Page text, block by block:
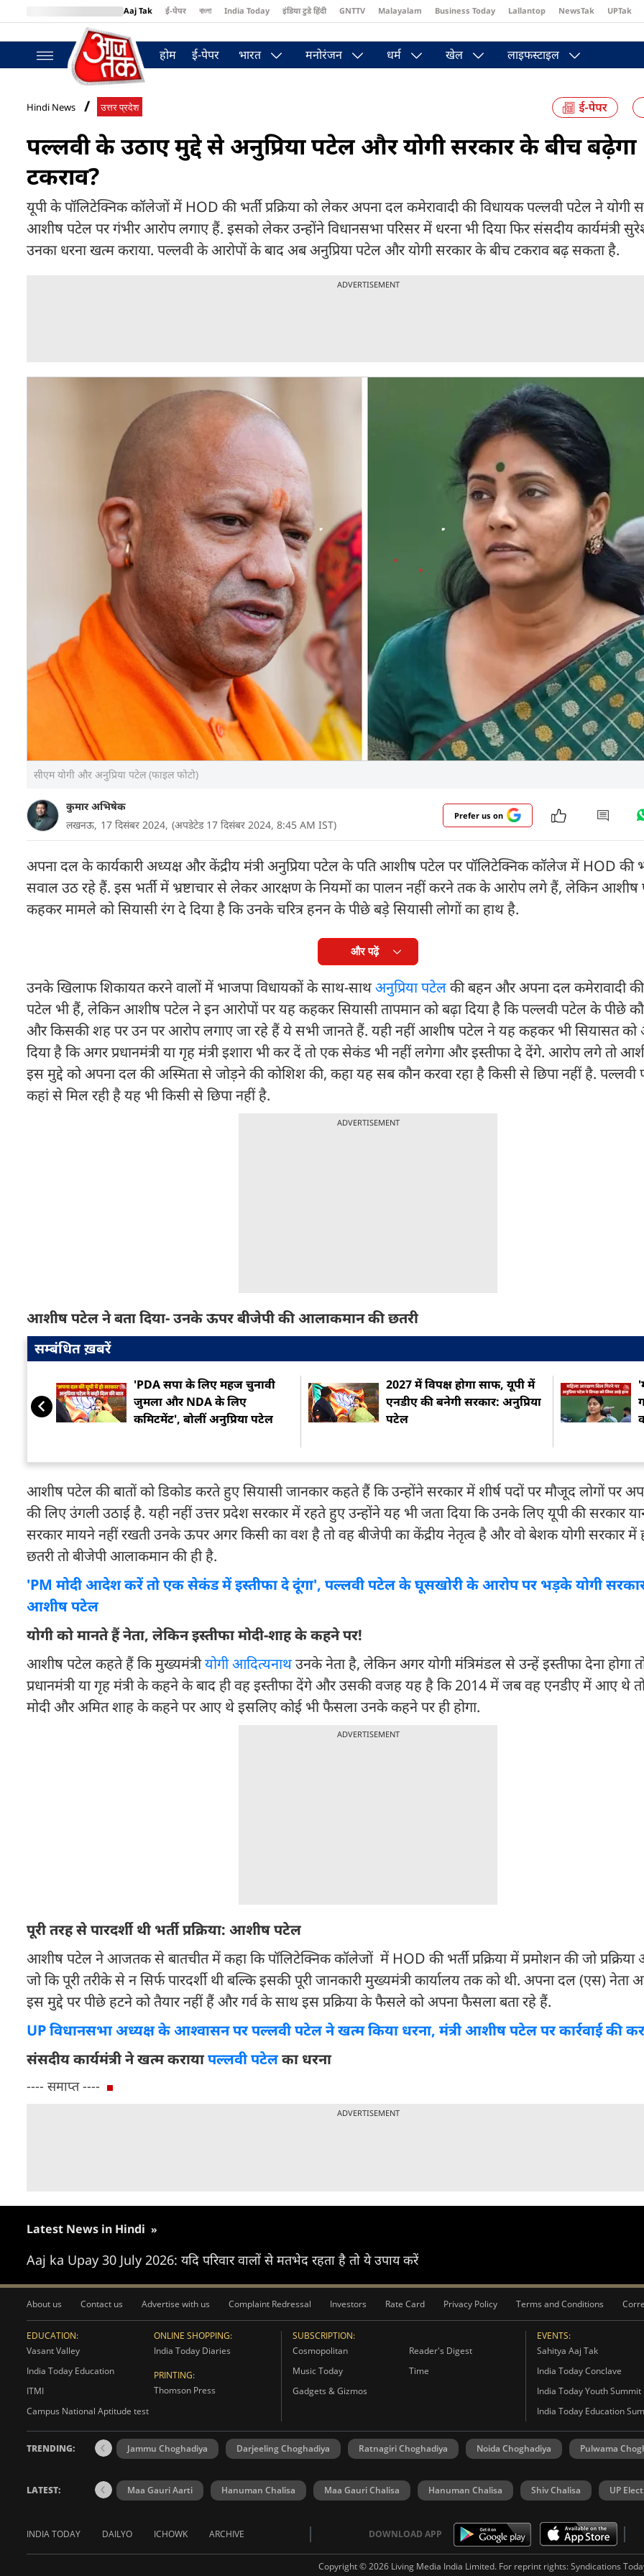
Aaj Tak ई-पेपर বাংলা India Today इंडिया टुडे हिंदी GNTTV Malayalam Business Today Lallantop NewsTak UPTak
BT Bazaar
होम ई-पेपर भारत मनोरंजन धर्म खेल लाइफस्टाइल
Hindi News उत्तर प्रदेश
पल्लवी के उठाए मुद्दे से अनुप्रिया पटेल और योगी सरकार के बीच बढ़ेगा
टकराव?
यूपी के पॉलिटेक्निक कॉलेजों में HOD की भर्ती प्रक्रिया को लेकर अपना दल कमेरावादी की विधायक पल्लवी पटेल ने योगी
आशीष पटेल पर गंभीर आरोप लगाए हैं. इसको लेकर उन्होंने विधानसभा परिसर में धरना भी दिया फिर संसदीय कार्यमंत्री
उनका धरना खत्म कराया. पल्लवी के आरोपों के बाद अब अनुप्रिया पटेल और योगी सरकार के बीच टकराव बढ़ सकता है.
ADVERTISEMENT
सीएम योगी और अनुप्रिया पटेल (फाइल फोटो)
कुमार अभिषेक
लखनऊ, 17 दिसंबर 2024, (अपडेटेड 17 दिसंबर 2024, 8:45 AM IST)
Prefer us on
अपना दल के कार्यकारी अध्यक्ष और केंद्रीय मंत्री अनुप्रिया पटेल के पति आशीष पटेल पर पॉलिटेक्निक कॉलेज में HOD की
सवाल उठ रहे हैं. इस भर्ती में भ्रष्टाचार से लेकर आरक्षण के नियमों का पालन नहीं करने तक के आरोप लगे हैं, लेकिन
कहकर मामले को सियासी रंग दे दिया है कि उनके चरित्र हनन के पीछे बड़े सियासी लोगों का हाथ है.
और पढ़ें
उनके खिलाफ शिकायत करने वालों में भाजपा विधायकों के साथ-साथअनुप्रिया पटेलकी बहन और अपना दल कमेरावादी
पटेल भी हैं, लेकिन आशीष पटेल ने इन आरोपों पर यह कहकर सियासी तापमान को बढ़ा दिया है कि पल्लवी पटेल के पीछे
और किसकी शह पर उन पर आरोप लगाए जा रहे हैं ये सभी जानते हैं. यही नहीं आशीष पटेल ने यह कहकर भी सियासत को
दिया है कि अगर प्रधानमंत्री या गृह मंत्री इशारा भी कर दें तो एक सेकंड भी नहीं लगेगा और इस्तीफा दे देंगे. आरोप लगे तो
इस मुद्दे को अपना दल की अस्मिता से जोड़ने की कोशिश की, कहा यह सब कौन करवा रहा है किसी से छिपा नहीं है.
कहां से मिल रही है यह भी किसी से छिपा नहीं है.
ADVERTISEMENT
आशीष पटेल ने बता दिया- उनके ऊपर बीजेपी की आलाकमान की छतरी
सम्बंधित ख़बरें
'PDA सपा के ल‍िए महज चुनावी
जुमला और NDA के ल‍िए
कम‍िटमेंट', बोलीं अनुप्र‍िया पटेल
2027 में विपक्ष होगा साफ, यूपी में
एनडीए की बनेगी सरकार: अनुप्रिया
पटेल
आशीष पटेल की बातों को डिकोड करते हुए सियासी जानकार कहते हैं कि उन्होंने सरकार में शीर्ष पदों पर मौजूद लोगों पर
की लिए उंगली उठाई है. यही नहीं उत्तर प्रदेश सरकार में रहते हुए उन्होंने यह भी जता दिया कि उनके लिए यूपी की सरकार
सरकार मायने नहीं रखती उनके ऊपर अगर किसी का वश है तो वह बीजेपी का केंद्रीय नेतृत्व है और वो बेशक योगी सरकार में
छतरी तो बीजेपी आलाकमान की ही है.
'PM मोदी आदेश करें तो एक सेकंड में इस्तीफा दे दूंगा', पल्लवी पटेल के घूसखोरी के आरोप पर भड़के योगी सरकार
आशीष पटेल
योगी को मानते हैं नेता, लेकिन इस्तीफा मोदी-शाह के कहने पर!
आशीष पटेल कहते हैं कि मुख्यमंत्रीयोगी आदित्यनाथउनके नेता है, लेकिन अगर योगी मंत्रिमंडल से उन्हें इस्तीफा देना होगा
प्रधानमंत्री या गृह मंत्री के कहने के बाद ही वह इस्तीफा देंगे और उसकी वजह यह है कि 2014 में जब वह एनडीए में आए थे तो
मोदी और अमित शाह के कहने पर आए थे इसलिए कोई भी फैसला उनके कहने पर ही होगा.
ADVERTISEMENT
पूरी तरह से पारदर्शी थी भर्ती प्रक्रिया: आशीष पटेल
आशीष पटेल ने आजतक से बातचीत में कहा कि पॉलिटेक्निक कॉलेजों में HOD की भर्ती प्रक्रिया में प्रमोशन की जो प्रक्रिया
जो कि पूरी तरीके से न सिर्फ पारदर्शी थी बल्कि इसकी पूरी जानकारी मुख्यमंत्री कार्यालय तक को थी. अपना दल (एस)
इस मुद्दे पर पीछे हटने को तैयार नहीं हैं और गर्व के साथ इस प्रक्रिया के फैसले को अपना फैसला बता रहे हैं.
UP विधानसभा अध्यक्ष के आश्वासन पर पल्लवी पटेल ने खत्म किया धरना, मंत्री आशीष पटेल पर कार्रवाई की कर
संसदीय कार्यमंत्री ने खत्म करायापल्लवी पटेलका धरना
---- समाप्त ----
ADVERTISEMENT
Latest News in Hindi »
Aaj ka Upay 30 July 2026: यदि परिवार वालों से मतभेद रहता है तो ये उपाय करें
About us Contact us Advertise with us Complaint Redressal Investors Rate Card Privacy Policy Terms and Conditions
EDUCATION:
Vasant Valley
India Today Education
ITMI
Campus National Aptitude test
ONLINE SHOPPING:
India Today Diaries
PRINTING:
Thomson Press
SUBSCRIPTION:
Cosmopolitan
Reader's Digest
Music Today
Time
Gadgets & Gizmos
EVENTS:
Sahitya Aaj Tak
India Today Conclave
India Today Youth Summit
India Today Education
TRENDING: Jammu Choghadiya Darjeeling Choghadiya Ratnagiri Choghadiya Noida Choghadiya Pulwama
LATEST: Maa Gauri Aarti Hanuman Chalisa Maa Gauri Chalisa Hanuman Chalisa Shiv Chalisa UP
INDIA TODAY DAILYO ICHOWK ARCHIVE DOWNLOAD APP
Copyright © 2026 Living Media India Limited. For reprint rights:Syndications